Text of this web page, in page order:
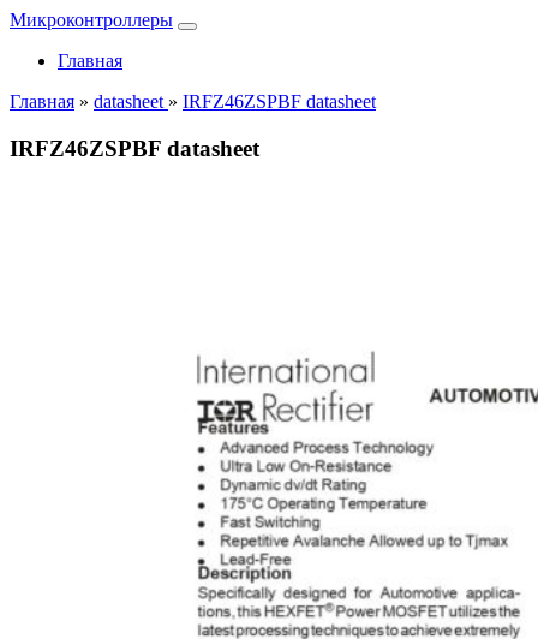
Микроконтроллеры
Главная
Главная » datasheet » IRFZ46ZSPBF datasheet
IRFZ46ZSPBF datasheet